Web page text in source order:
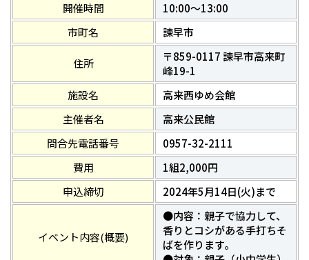
開催時間
10:00～13:00
市町名
諫早市
住所
〒859-0117 諫早市高来町
峰19-1
施設名
高来西ゆめ会館
主催者名
高来公民館
問合先電話番号
0957-32-2111
費用
1組2,000円
申込締切
2024年5月14日(火)まで
イベント内容(概要)
●内容：親子で協力して、
香りとコシがある手打ちそ
ばを作ります。